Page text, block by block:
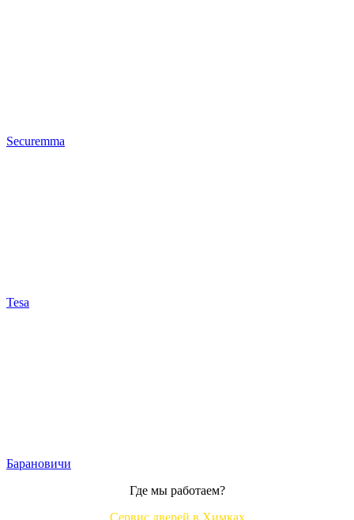
Securemma
Tesa
Барановичи
Где мы работаем?